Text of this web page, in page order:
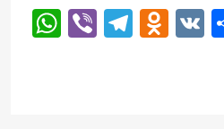
WhatsApp
Viber